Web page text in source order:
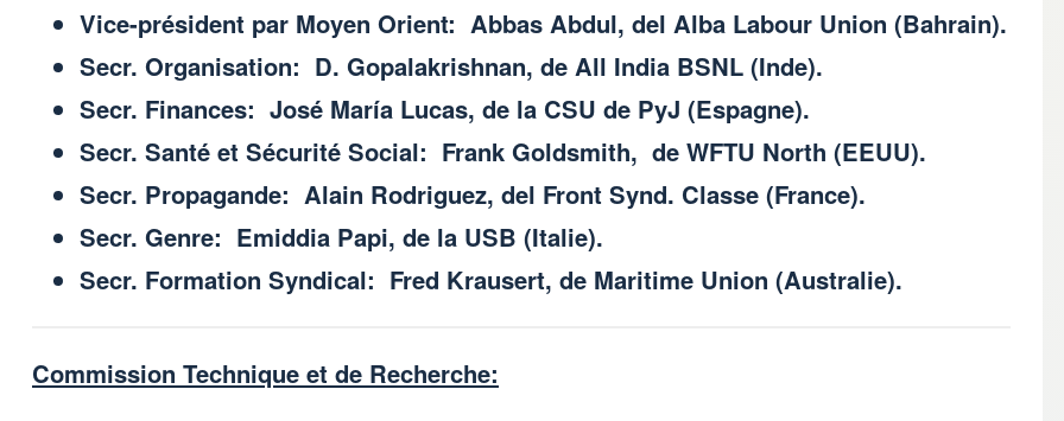
Vice-président par Moyen Orient: Abbas Abdul, del Alba Labour Union (Bahrain).
Secr. Organisation: D. Gopalakrishnan, de All India BSNL (Inde).
Secr. Finances: José María Lucas, de la CSU de PyJ (Espagne).
Secr. Santé et Sécurité Social: Frank Goldsmith, de WFTU North (EEUU).
Secr. Propagande: Alain Rodriguez, del Front Synd. Classe (France).
Secr. Genre: Emiddia Papi, de la USB (Italie).
Secr. Formation Syndical: Fred Krausert, de Maritime Union (Australie).
Commission Technique et de Recherche: